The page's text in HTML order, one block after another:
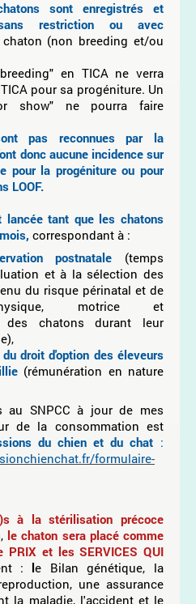
sont enregistrés et
restriction ou avec
(non breeding et/ou
en TICA ne verra
pour sa progéniture. Un
show" ne pourra faire
pas reconnues par la
donc aucune incidence sur
pour la progéniture ou pour
LOOF.
lancée tant que les chatons
correspondant à :
postnatale
(temps
et à la sélection des
du risque périnatal et de
motrice et
des chatons durant leur
droit d'option des éleveurs
(rémunération en nature
au SNPCC à jour de mes
de la consommation est
du chien et du chat :
formulaire-
à la stérilisation précoce
le chaton sera placé comme
PRIX et les SERVICES QUI
: le Bilan génétique, la
une assurance
la maladie, l'accident et le